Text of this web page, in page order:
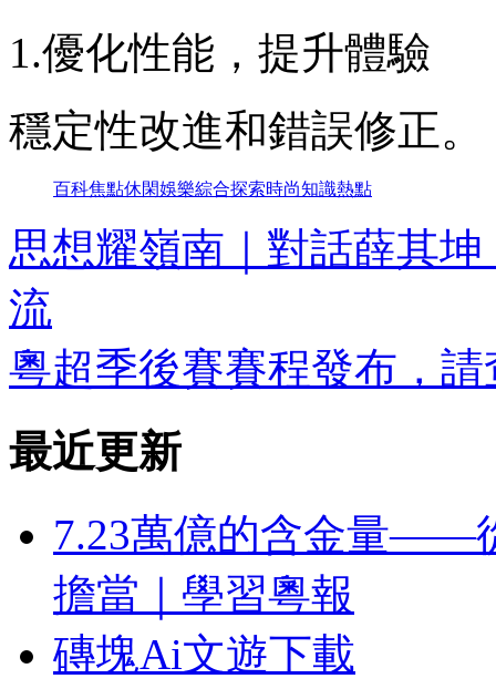
1.優化性能，提升體驗
穩定性改進和錯誤修正。
百科焦點休閑娛樂綜合探索時尚知識熱點
思想耀嶺南｜對話薛其
流
粵超季後賽賽程發布，請
最近更新
7.23萬億的含金量——
擔當｜學習粵報
磚塊Ai文遊下載